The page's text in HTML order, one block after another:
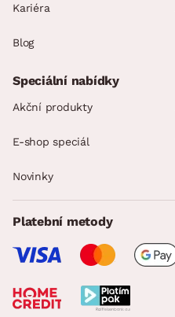
Kariéra
Blog
Speciální nabídky
Akční produkty
E-shop speciál
Novinky
Platební metody